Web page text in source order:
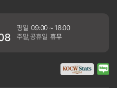
평일 09:00 ~ 18:00
주말,공휴일 휴무